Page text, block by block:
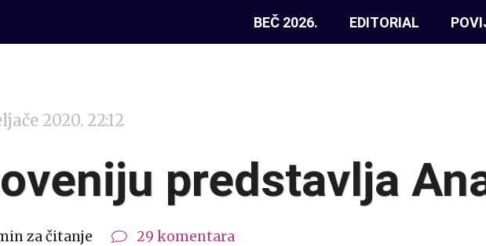
BEČ 2026. EDITORIAL
2020. 22:12
predstavlja
za čitanje 29 komentara